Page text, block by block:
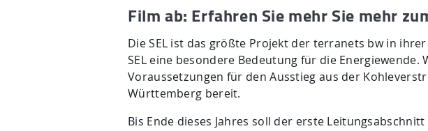
Film ab: Erfahren Sie mehr Sie mehr
Die SEL ist das größte Projekt der terranets bw in
SEL eine besondere Bedeutung für die
Voraussetzungen für den Ausstieg aus der
Württemberg bereit.
Bis Ende dieses Jahres soll der erste